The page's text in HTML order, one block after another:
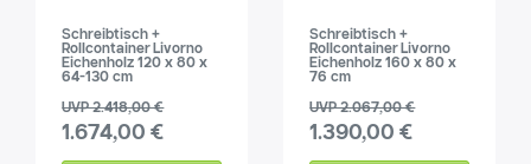
Schreibtisch +
Rollcontainer Livorno
Eichenholz 120 x 80 x
64-130 cm
UVP 2.418,00 €
1.674,00 €
Schreibtisch +
Rollcontainer Livorno
Eichenholz 160 x 80 x
76 cm
UVP 2.067,00 €
1.390,00 €